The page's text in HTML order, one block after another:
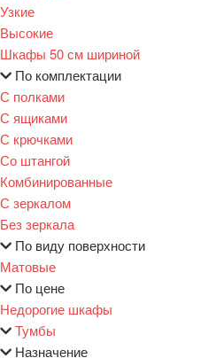
Узкие
Высокие
Шкафы 50 см шириной
По комплектации
С полками
С ящиками
С крючками
Со штангой
Комбинированные
С зеркалом
Без зеркала
По виду поверхности
Матовые
По цене
Недорогие шкафы
Тумбы
Назначение